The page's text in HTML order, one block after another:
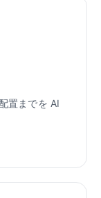
置までを AI